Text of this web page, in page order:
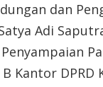
dan
Adi
Kantor DPRD